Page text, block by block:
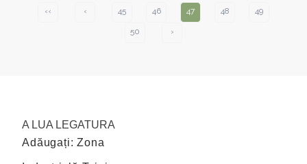
‹‹ ‹ 45 46 47 48 49
50 ›
A LUA LEGATURA
Adăugați: Zona